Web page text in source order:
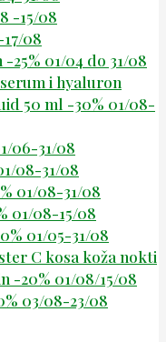
-15/08
08
25% 01/04 do 31/08
i hyaluron
50 ml -30% 01/08-
06-31/08
08-31/08
01/08-31/08
01/08-15/08
01/05-31/08
C kosa koža nokti
-20% 01/08/15/08
03/08-23/08